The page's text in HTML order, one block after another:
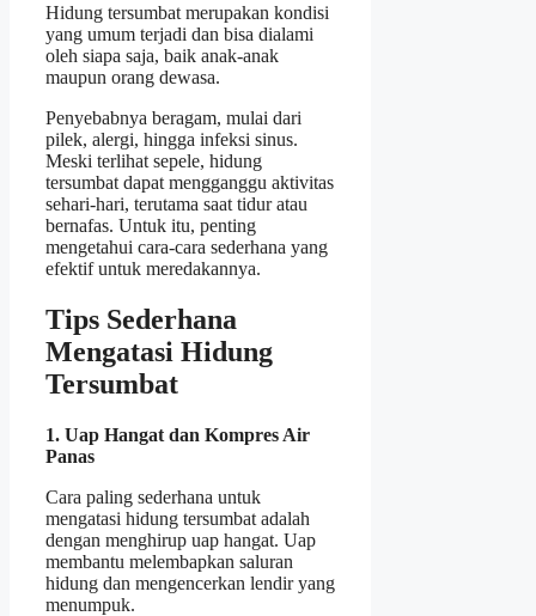
Hidung tersumbat merupakan kondisi
yang umum terjadi dan bisa dialami
oleh siapa saja, baik anak-anak
maupun orang dewasa.
Penyebabnya beragam, mulai dari
pilek, alergi, hingga infeksi sinus.
Meski terlihat sepele, hidung
tersumbat dapat mengganggu aktivitas
sehari-hari, terutama saat tidur atau
bernafas. Untuk itu, penting
mengetahui cara-cara sederhana yang
efektif untuk meredakannya.
Tips Sederhana
Mengatasi Hidung
Tersumbat
1. Uap Hangat dan Kompres Air
Panas
Cara paling sederhana untuk
mengatasi hidung tersumbat adalah
dengan menghirup uap hangat. Uap
membantu melembapkan saluran
hidung dan mengencerkan lendir yang
menumpuk.